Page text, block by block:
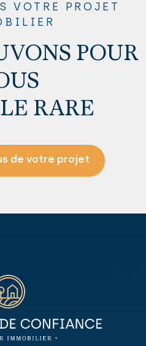
VOTRE PROJET
POUR
RARE
de votre projet